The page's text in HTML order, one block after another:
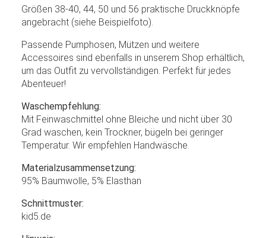
Größen 38-40, 44, 50 und 56 praktische Druckknöpfe
angebracht (siehe Beispielfoto).
Passende Pumphosen, Mützen und weitere
Accessoires sind ebenfalls in unserem Shop erhältlich,
um das Outfit zu vervollständigen. Perfekt für jedes
Abenteuer!
Waschempfehlung:
Mit Feinwaschmittel ohne Bleiche und nicht über 30
Grad waschen, kein Trockner, bügeln bei geringer
Temperatur. Wir empfehlen Handwäsche.
Materialzusammensetzung:
95% Baumwolle, 5% Elasthan
Schnittmuster:
kid5.de